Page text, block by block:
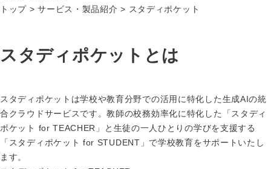
トップ >サービス・製品紹介 > スタディポケット
スタディポケットとは
スタディポケットは学校や教育分野での活用に特化した生成AIの統
合クラウドサービスです。教師の校務効率化に特化した「スタディ
ポケット for TEACHER」と生徒の一人ひとりの学びを支援する
「スタディポケット for STUDENT」で学校教育をサポートいたし
ます。